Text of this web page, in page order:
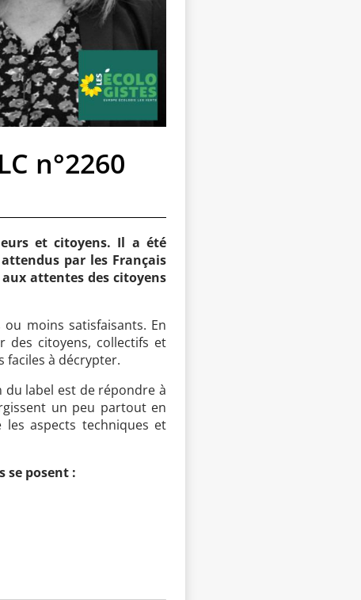
n°2260
et citoyens. Il a été
attendus par les Français
attentes des citoyens
moins satisfaisants. En
des citoyens, collectifs et
faciles à décrypter.
du label est de répondre à
un peu partout en
les aspects techniques et
se posent :